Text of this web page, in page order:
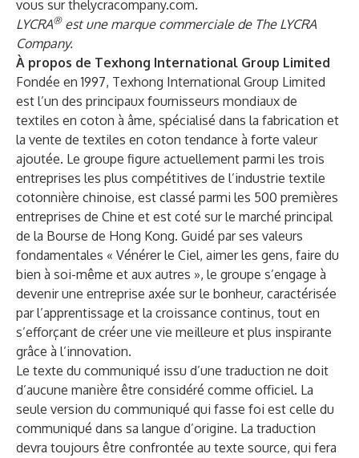
vous surthelycracompany.com.
LYCRA®est une marque commerciale de The LYCRA
Company.
À propos de Texhong International Group Limited
Fondée en 1997, Texhong International Group Limited
est l’un des principaux fournisseurs mondiaux de
textiles en coton à âme, spécialisé dans la fabrication et
la vente de textiles en coton tendance à forte valeur
ajoutée. Le groupe figure actuellement parmi les trois
entreprises les plus compétitives de l’industrie textile
cotonnière chinoise, est classé parmi les 500 premières
entreprises de Chine et est coté sur le marché principal
de la Bourse de Hong Kong. Guidé par ses valeurs
fondamentales « Vénérer le Ciel, aimer les gens, faire du
bien à soi-même et aux autres », le groupe s’engage à
devenir une entreprise axée sur le bonheur, caractérisée
par l’apprentissage et la croissance continus, tout en
s’efforçant de créer une vie meilleure et plus inspirante
grâce à l’innovation.
Le texte du communiqué issu d’une traduction ne doit
d’aucune manière être considéré comme officiel. La
seule version du communiqué qui fasse foi est celle du
communiqué dans sa langue d’origine. La traduction
devra toujours être confrontée au texte source, qui fera